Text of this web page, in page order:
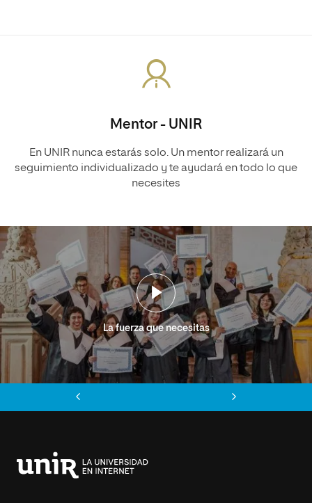
Mentor - UNIR
En UNIR nunca estarás solo. Un mentor realizará un
seguimiento individualizado y te ayudará en todo lo que
necesites
La fuerza que necesitas